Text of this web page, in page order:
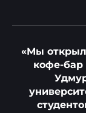
«Мы
кофе-бар